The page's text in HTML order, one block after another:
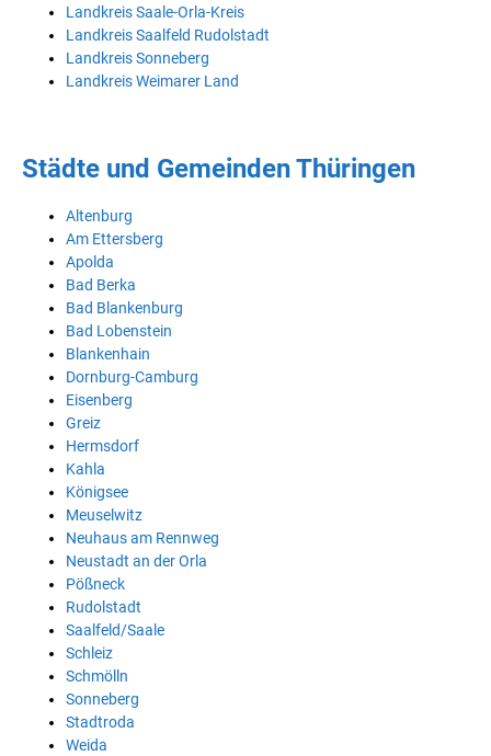
Landkreis Saale-Orla-Kreis
Landkreis Saalfeld Rudolstadt
Landkreis Sonneberg
Landkreis Weimarer Land
Städte und Gemeinden Thüringen
Altenburg
Am Ettersberg
Apolda
Bad Berka
Bad Blankenburg
Bad Lobenstein
Blankenhain
Dornburg-Camburg
Eisenberg
Greiz
Hermsdorf
Kahla
Königsee
Meuselwitz
Neuhaus am Rennweg
Neustadt an der Orla
Pößneck
Rudolstadt
Saalfeld/Saale
Schleiz
Schmölln
Sonneberg
Stadtroda
Weida